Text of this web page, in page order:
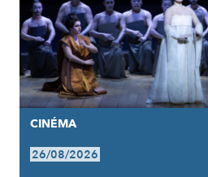
CINÉMA
26/08/2026